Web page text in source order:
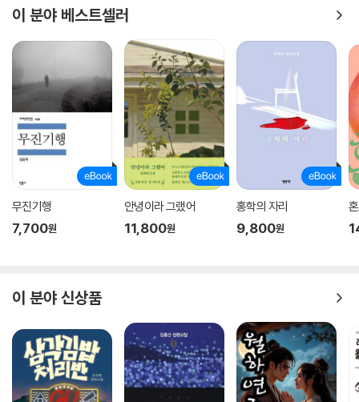
에 힘이 잔뜩 들어간 나는/페달을 더 세게 밟아, 바람을 파랗게 갈랐다. ―
「밀착 자전거」 부분
한편 여자아이를 시적 화자로 삼아 자기 몸에 대해 솔직하게 발언하는 시
들도 눈에 띈다. 야한 영화를 본 경험을 개성적으로 표현한 「19금, 자유 시
간」이나 여자아이들끼리의 몸에 대한 공감을 담은 「생리통」뿐 아니라, 「봤
니? 나는 봤어」 「좀 이상하지 않아?」 등의 시가 2차 성징기를 지나는 여성
청소년의 성을 과감하고 자유롭게 그려 보인다. 이러한 시도는 우리 청소
년시단에도 신선한 활력을 불어넣을 것으로 기대된다.
“간지럽게 주문을 외워 준다
맛보게 하거나 속 깊은 곳의 고민과 성찰을 밝히는 등 다양한 시로 10대의
특히 3부 ‘눈싸움’에 실린 시들에는 현실의 고단함과 싸우는 아이들의 아
픔이 짙게 묻어난다. 아르바이트를 하는 10대들은 친구네 집으로 배달 가
야 하는 일도 생기고(「애매한 치킨」) 교통사고가 났는데 절뚝거리는 자기
이 분야 베스트셀러
무진기행
7,700원
안녕이라 그랬어
11,800원
홍학의 자리
9,800원
이 분야 신상품